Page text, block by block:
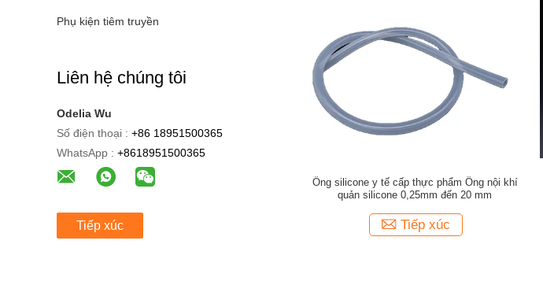
Phụ kiện tiêm truyền
Liên hệ chúng tôi
Odelia Wu
Số điện thoại : +86 18951500365
WhatsApp : +8618951500365
Tiếp xúc
Ống silicone y tế cấp thực phẩm Ống nội khí
quản silicone 0,25mm đến 20 mm
Tiếp xúc